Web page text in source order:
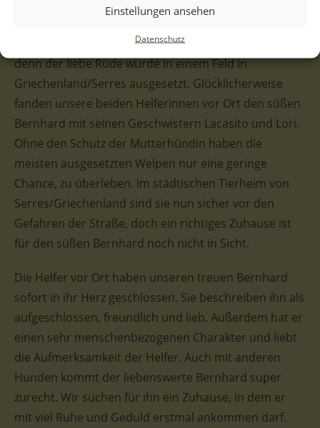
Einstellungen ansehen
Datenschutz
Kult-Show „Wer weiß denn sowas“.
Weniger glanzvoll startete jedoch Bernhards Leben,
denn der liebe Rüde wurde in einem Feld in
Griechenland/Serres ausgesetzt. Glücklicherweise
fanden unsere beiden Helferinnen vor Ort den süßen
Bernhard mit seinen Geschwistern Lacasito und Lori.
Ohne den Schutz der Mutterhündin haben die
meisten ausgesetzten Welpen nur eine geringe
Chance, zu überleben. Im städtischen Tierheim von
Serres/Griechenland sind sie nun sicher vor den
Gefahren der Straße, doch ein richtiges Zuhause ist
für den süßen Bernhard noch nicht in Sicht.
Die Helfer vor Ort haben unseren treuen Bernhard
sofort in ihr Herz geschlossen. Sie beschreiben ihn als
aufgeschlossen, freundlich und lieb. Außerdem hat er
einen sehr menschenbezogenen Charakter und liebt
die Aufmerksamkeit der Helfer. Auch mit anderen
Hunden kommt der liebenswerte Bernhard super
zurecht. Wir suchen für ihn ein Zuhause, in dem er
mit viel Ruhe und Geduld erstmal ankommen darf.